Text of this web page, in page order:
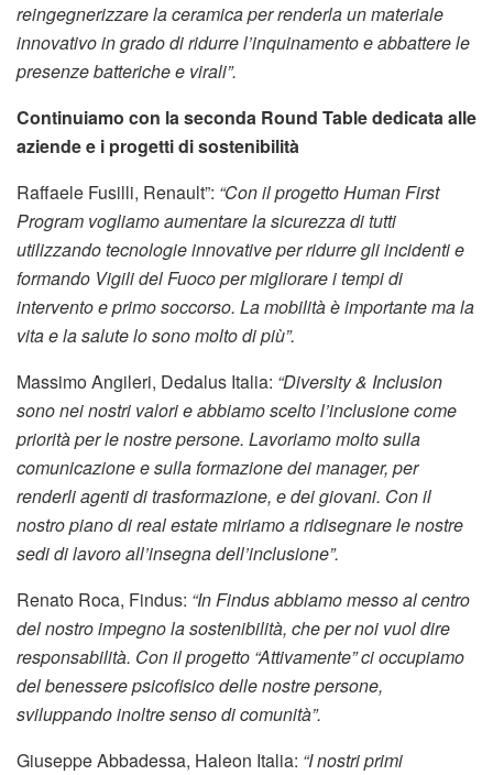
reingegnerizzare la ceramica per renderla un materiale
innovativo in grado di ridurre l’inquinamento e abbattere le
presenze batteriche e virali”.
Continuiamo con la seconda Round Table dedicata alle
aziende e i progetti di sostenibilità
Raffaele Fusilli, Renault”: “Con il progetto Human First
Program vogliamo aumentare la sicurezza di tutti
utilizzando tecnologie innovative per ridurre gli incidenti e
formando Vigili del Fuoco per migliorare i tempi di
intervento e primo soccorso. La mobilità è importante ma la
vita e la salute lo sono molto di più”.
Massimo Angileri, Dedalus Italia: “Diversity & Inclusion
sono nei nostri valori e abbiamo scelto l’inclusione come
priorità per le nostre persone. Lavoriamo molto sulla
comunicazione e sulla formazione dei manager, per
renderli agenti di trasformazione, e dei giovani. Con il
nostro piano di real estate miriamo a ridisegnare le nostre
sedi di lavoro all’insegna dell’inclusione”.
Renato Roca, Findus: “In Findus abbiamo messo al centro
del nostro impegno la sostenibilità, che per noi vuol dire
responsabilità. Con il progetto “Attivamente” ci occupiamo
del benessere psicofisico delle nostre persone,
sviluppando inoltre senso di comunità”.
Giuseppe Abbadessa, Haleon Italia: “I nostri primi